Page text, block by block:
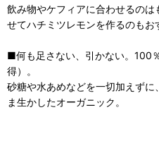
飲み物やケフィアに合わせるの
せてハチミツレモンを作るのもお
■何も足さない、引かない。100
得）。
砂糖や水あめなどを一切加えず
ま生かしたオーガニック。